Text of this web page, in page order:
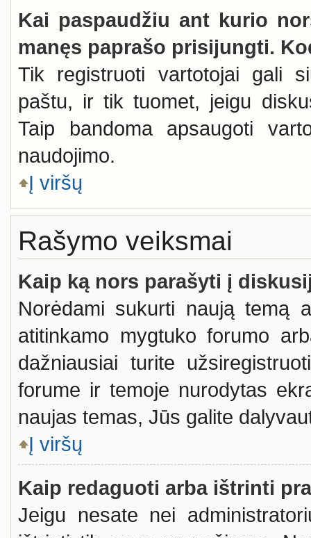
Kai paspaudžiu ant kurio
manęs paprašo prisijungti.
Tik registruoti vartotojai gali
paštu, ir tik tuomet, jeigu
Taip bandoma apsaugoti
naudojimo.
Į viršų
Rašymo veiksmai
Kaip ką nors parašyti į
Norėdami sukurti naują temą
atitinkamo mygtuko forumo
dažniausiai turite
forume ir temoje nurodytas
naujas temas, Jūs galite
Į viršų
Kaip redaguoti arba ištrinti
Jeigu nesate nei